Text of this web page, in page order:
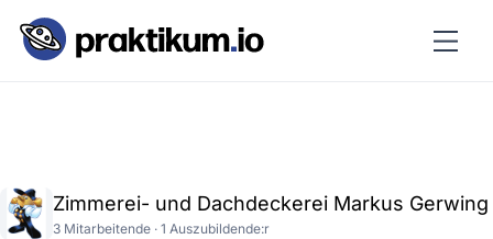
Zimmerei- und Dachdeckerei Markus Gerwing
3 Mitarbeitende · 1 Auszubildende:r